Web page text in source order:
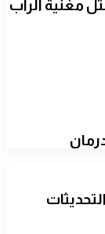
مغنية الراب